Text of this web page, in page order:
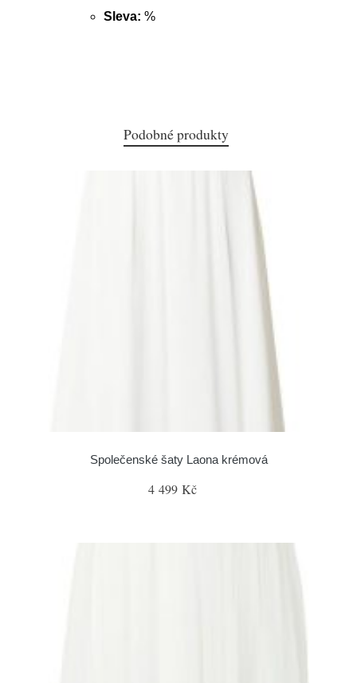
Sleva: %
Podobné produkty
Společenské šaty Laona krémová
4 499 Kč